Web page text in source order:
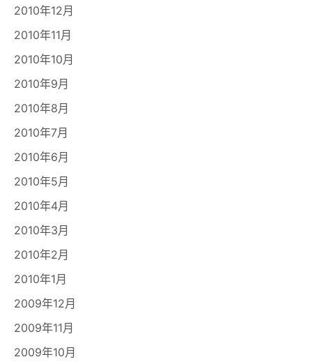
2010年12月
2010年11月
2010年10月
2010年9月
2010年8月
2010年7月
2010年6月
2010年5月
2010年4月
2010年3月
2010年2月
2010年1月
2009年12月
2009年11月
2009年10月